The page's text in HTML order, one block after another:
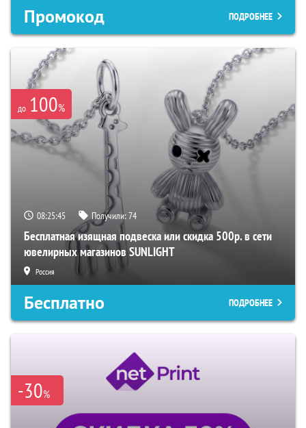
Промокод ПОДРОБНЕЕ
до 100%
08:25:44 Получили:74
Бесплатная изящная подвеска или скидка 500р. в сети
ювелирных магазинов SUNLIGHT
Россия
Бесплатно ПОДРОБНЕЕ
-30%